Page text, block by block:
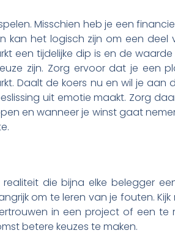
Misschien heb je een
kan het logisch zijn om een deel
een tijdelijke dip is en de
zijn. Zorg ervoor dat je een
Daalt de koers nu en wil je aan
uit emotie maakt. Zorg
en wanneer je winst gaat
die bijna elke belegger
om te leren van je fouten.
in een project of een te
betere keuzes te maken.